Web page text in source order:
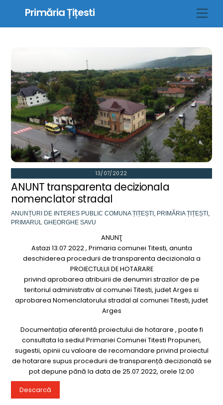
content
Primăria Țițesti
13/07/2022
ANUNT transparenta decizionala
nomenclator stradal
ANUNȚURI DE INTERES PUBLIC COMUNA ȚIȚEȘTI PRIMĂRIA ȚIȚEȘTI
PRIMARUL GHEORGHE SAVU
ANUNŢ
Astazi 13.07.2022 , Primaria comunei Titesti, anunta
deschiderea procedurii de transparenta decizionala a
PROIECTULUI DE HOTARARE
privind aprobarea atribuirii de denumiri strazilor de pe
teritoriul administrativ al comunei Titesti, judet Arges si
aprobarea Nomenclatorului stradal al comunei Titesti, judet
Arges
Documentația aferentă proiectului de hotarare , poate fi
consultata la sediul Primariei Comunei Titesti Propuneri,
sugestii, opinii cu valoare de recomandare privind proiectul
de hotarare supus procedurii de transparență decizională se
pot depune până la data de 25.07.2022, orele 12:00
Descarcă